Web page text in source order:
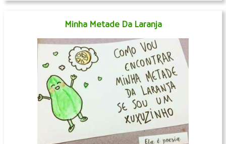
Minha Metade Da Laranja